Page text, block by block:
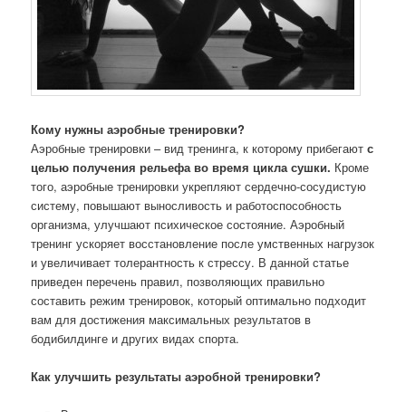
Кому нужны аэробные тренировки?
Аэробные тренировки – вид тренинга, к которому прибегаютс
целью получения рельефа во время цикла сушки. Кроме
того, аэробные тренировки укрепляют сердечно-сосудистую
систему, повышают выносливость и работоспособность
организма, улучшают психическое состояние. Аэробный
тренинг ускоряет восстановление после умственных нагрузок
и увеличивает толерантность к стрессу. В данной статье
приведен перечень правил, позволяющих правильно
составить режим тренировок, который оптимально подходит
вам для достижения максимальных результатов в
бодибилдинге и других видах спорта.
Как улучшить результаты аэробной тренировки?